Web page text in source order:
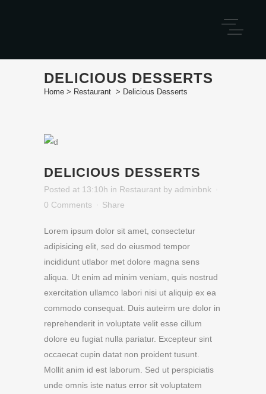
DELICIOUS DESSERTS
Home > Restaurant > Delicious Desserts
DELICIOUS DESSERTS
Posted at 13:10h in Restaurant by adminbnk
0 Comments
Share
Lorem ipsum dolor sit amet, consectetur
adipisicing elit, sed do eiusmod tempor
incididunt utlabor met dolore magna sens
aliqua. Ut enim ad minim veniam, quis nostrud
exercitation ullamco labori nisi ut aliquip ex ea
commodo consequat. Duis auteirm ure dolor in
reprehenderit in voluptate velit esse cillum
dolore eu fugiat nulla pariatur. Excepteur sint
occaecat cupin datat non proident tusunt.
Mollit anim id est laborum. Sed ut perspiciatis
unde omnis iste natus error sit voluptatem